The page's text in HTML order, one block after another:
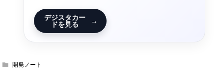
デジスタカー
ドを見る →
開発ノート